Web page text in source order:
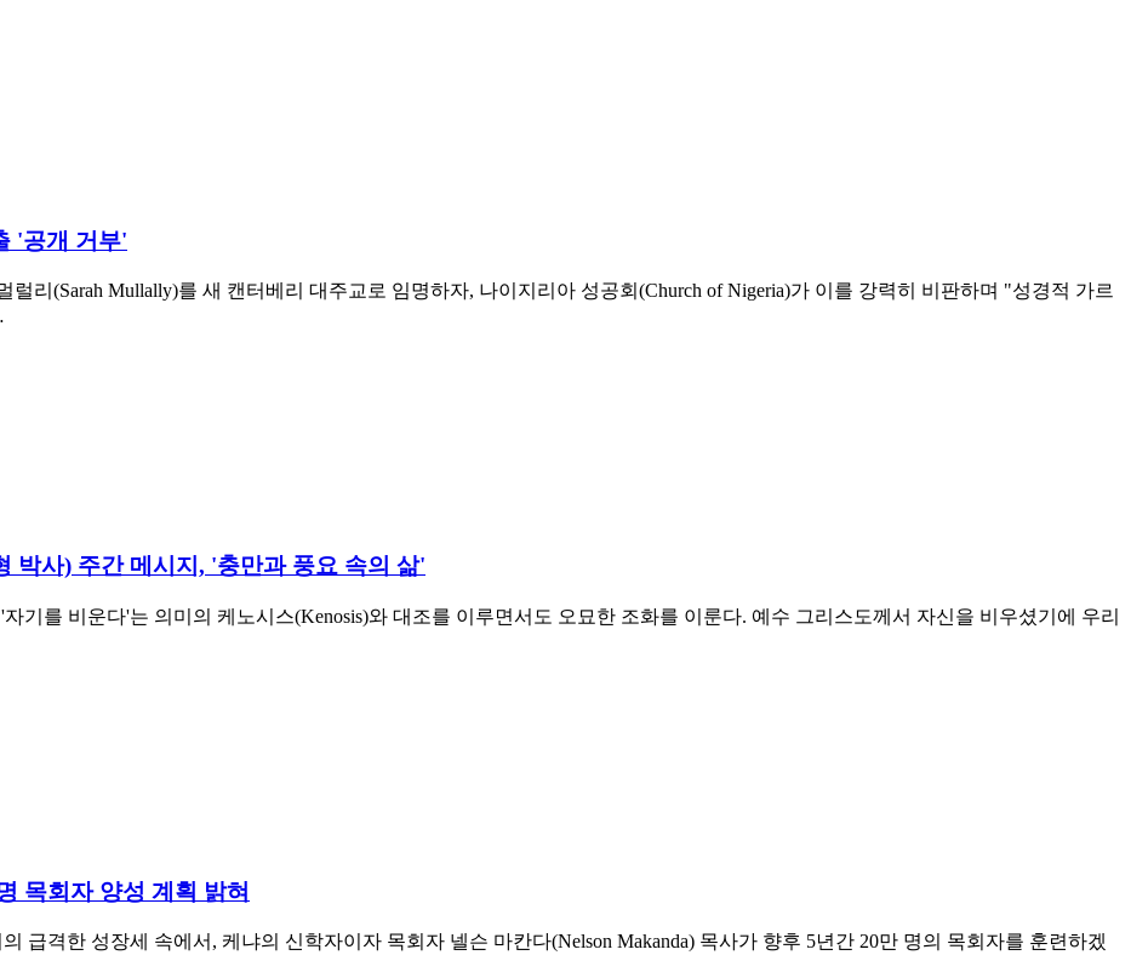
'공개 거부'
럴리(Sarah Mullally)를 새 캔터베리 대주교로 임명하자, 나이지리아 성공회(Church of Nigeria)가 이를 강력히 비판하며 "성경적 가르
박사) 주간 메시지, '충만과 풍요 속의 삶'
기를 비운다'는 의미의 케노시스(Kenosis)와 대조를 이루면서도 오묘한 조화를 이룬다. 예수 그리스도께서 자신을 비우셨기에 우리
목회자 양성 계획 밝혀
급격한 성장세 속에서, 케냐의 신학자이자 목회자 넬슨 마칸다(Nelson Makanda) 목사가 향후 5년간 20만 명의 목회자를 훈련하겠